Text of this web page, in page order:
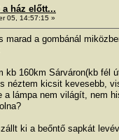
a ház előtt...
05, 14:57:15 »
a gombánál
kb 160km Sárváron(kb
néztem kicsit kevesebb,
a lámpa nem világít, nem
ki a beőntő sapkát